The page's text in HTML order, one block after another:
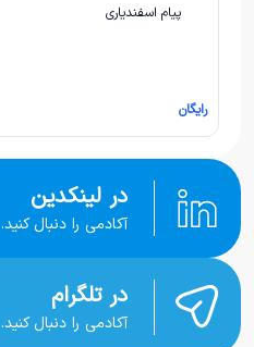
پیام اسفندیاری
رایگان
در لینکدین
آکادمی را دنبال کنید.
در تلگرام
آکادمی را دنبال کنید.